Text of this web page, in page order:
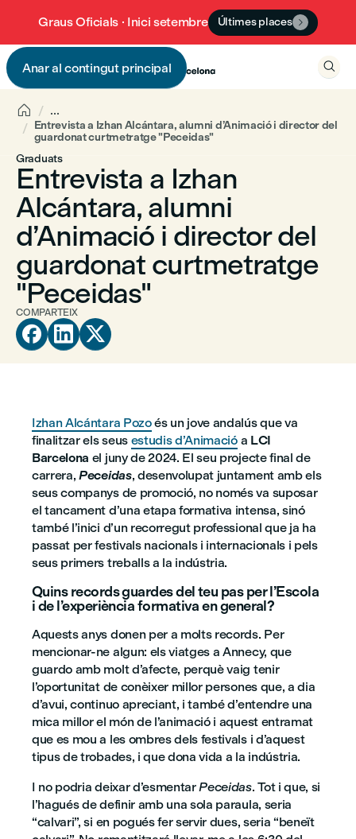
Graus Oficials · Inici setembre Últimes places 
Anar al contingut principal
 
 ...
Entrevista a Izhan Alcántara, alumni d’Animació i director del
guardonat curtmetratge "Peceidas"
Graduats
Entrevista a Izhan
Alcántara, alumni
d’Animació i director del
guardonat curtmetratge
"Peceidas"
COMPARTEIX
  
Izhan Alcántara Pozoés un jove andalús que va
finalitzar els seus estudis d’Animacióa LCI
Barcelona el juny de 2024. El seu projecte final de
carrera,Peceidas, desenvolupat juntament amb els
seus companys de promoció, no només va suposar
el tancament d’una etapa formativa intensa, sinó
també l’inici d’un recorregut professional que ja ha
passat per festivals nacionals i internacionals i pels
seus primers treballs a la indústria.
Quins records guardes del teu pas per l’Escola
i de l’experiència formativa en general?
Aquests anys donen per a molts records. Per
mencionar-ne algun: els viatges a Annecy, que
guardo amb molt d’afecte, perquè vaig tenir
l’oportunitat de conèixer millor persones que, a dia
d’avui, continuo apreciant, i també d’entendre una
mica millor el món de l’animació i aquest entramat
que es mou a les ombres dels festivals i d’aquest
tipus de trobades, i que dona vida a la indústria.
I no podria deixar d’esmentarPeceidas. Tot i que, si
l’hagués de definir amb una sola paraula, seria
“calvari”, si en pogués fer servir dues, seria “beneït